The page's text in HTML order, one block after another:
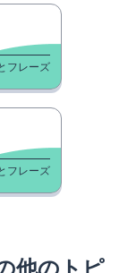
フレーズ
フレーズ
他のトピ